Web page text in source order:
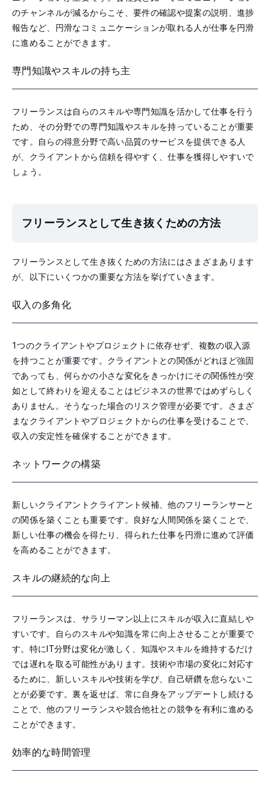
のチャンネルが減るからこそ、要件の確認や提案の説明、進捗
報告など、円滑なコミュニケーションが取れる人が仕事を円滑
に進めることができます。
専門知識やスキルの持ち主
フリーランスは自らのスキルや専門知識を活かして仕事を行う
ため、その分野での専門知識やスキルを持っていることが重要
です。自らの得意分野で高い品質のサービスを提供できる人
が、クライアントから信頼を得やすく、仕事を獲得しやすいで
しょう。
フリーランスとして生き抜くための方法
フリーランスとして生き抜くための方法にはさまざまあります
が、以下にいくつかの重要な方法を挙げていきます。
収入の多角化
1つのクライアントやプロジェクトに依存せず、複数の収入源
を持つことが重要です。クライアントとの関係がどれほど強固
であっても、何らかの小さな変化をきっかけにその関係性が突
如として終わりを迎えることはビジネスの世界ではめずらしく
ありません。そうなった場合のリスク管理が必要です。さまざ
まなクライアントやプロジェクトからの仕事を受けることで、
収入の安定性を確保することができます。
ネットワークの構築
新しいクライアントクライアント候補、他のフリーランサーと
の関係を築くことも重要です。良好な人間関係を築くことで、
新しい仕事の機会を得たり、得られた仕事を円滑に進めて評価
を高めることができます。
スキルの継続的な向上
フリーランスは、サラリーマン以上にスキルが収入に直結しや
すいです。自らのスキルや知識を常に向上させることが重要で
す。特にIT分野は変化が激しく、知識やスキルを維持するだけ
では遅れを取る可能性があります。技術や市場の変化に対応す
るために、新しいスキルや技術を学び、自己研鑽を怠らないこ
とが必要です。裏を返せば、常に自身をアップデートし続ける
ことで、他のフリーランスや競合他社との競争を有利に進める
ことができます。
効率的な時間管理